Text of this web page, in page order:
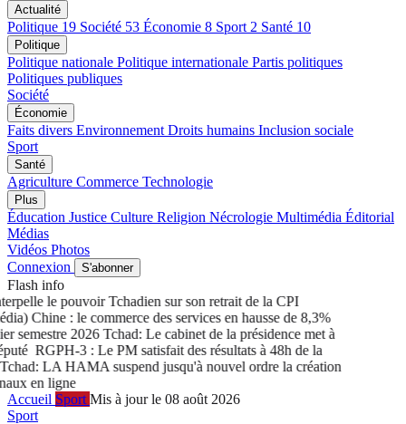
Actualité
Politique 19 Société 53 Économie 8 Sport 2 Santé 10
Politique
Politique nationale Politique internationale Partis politiques
Politiques publiques
Société
Économie
Faits divers Environnement Droits humains Inclusion sociale
Sport
Santé
Agriculture Commerce Technologie
Plus
Éducation Justice Culture Religion Nécrologie Multimédia Éditorial
Médias
Vidéos Photos
Connexion
S'abonner
Flash info
le pouvoir Tchadien sur son retrait de la CPI
Chine : le commerce des services en hausse de 8,3%
semestre 2026Tchad: Le cabinet de la présidence met à
RGPH-3 : Le PM satisfait des résultats à 48h de la
LA HAMA suspend jusqu'à nouvel ordre la création
en ligne
Accueil Sport Mis à jour le 08 août 2026
Sport